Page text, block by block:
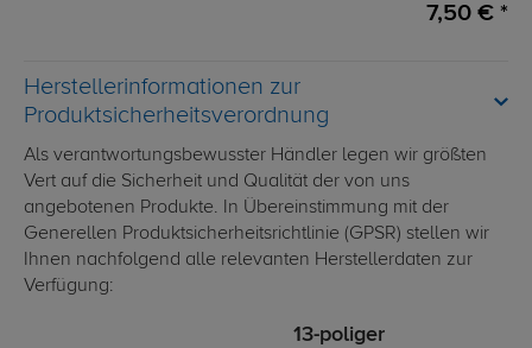
7,50 € *
Herstellerinformationen zur
Produktsicherheitsverordnung
Als verantwortungsbewusster Händler legen wir größten
Vert auf die Sicherheit und Qualität der von uns
angebotenen Produkte. In Übereinstimmung mit der
Generellen Produktsicherheitsrichtlinie (GPSR) stellen wir
Ihnen nachfolgend alle relevanten Herstellerdaten zur
Verfügung:
13-poliger